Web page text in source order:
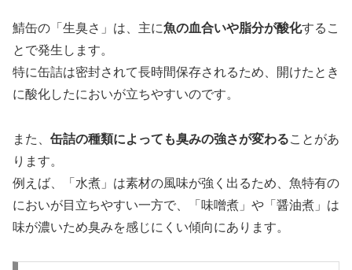
鯖缶の「生臭さ」は、主に魚の血合いや脂分が酸化するこ
とで発生します。
特に缶詰は密封されて長時間保存されるため、開けたとき
に酸化したにおいが立ちやすいのです。
また、 缶詰の種類によっても臭みの強さが変わることがあ
ります。
例えば、「水煮」は素材の風味が強く出るため、魚特有の
においが目立ちやすい一方で、「味噌煮」や「醤油煮」は
味が濃いため臭みを感じにくい傾向にあります。